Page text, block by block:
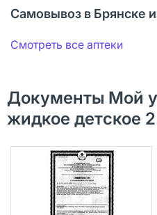
Самовывоз в Брянске
Смотреть все аптеки
Документы Мой
жидкое детское